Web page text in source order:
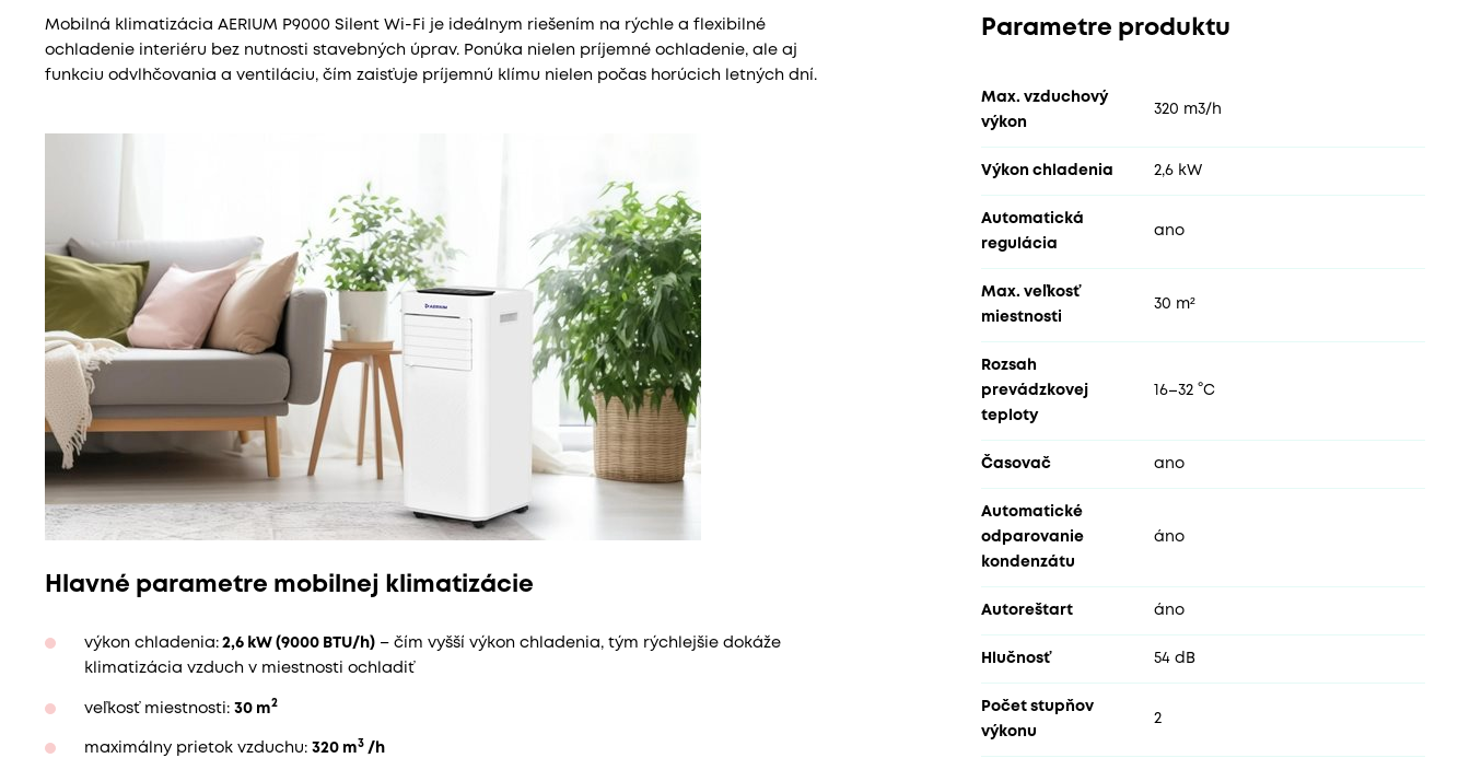
Mobilná klimatizácia AERIUM P9000 Silent Wi-Fi je ideálnym riešením na rýchle a flexibilné
ochladenie interiéru bez nutnosti stavebných úprav. Ponúka nielen príjemné ochladenie, ale aj
funkciu odvlhčovania a ventiláciu, čím zaisťuje príjemnú klímu nielen počas horúcich letných dní.
Hlavné parametre mobilnej klimatizácie
výkon chladenia:2,6 kW (9000 BTU/h)– čím vyšší výkon chladenia, tým rýchlejšie dokáže
klimatizácia vzduch v miestnosti ochladiť
veľkosť miestnosti: 30 m2
maximálny prietok vzduchu: 320 m3/h
Parametre produktu
Max. vzduchový
výkon
320 m3/h
Výkon chladenia 2,6 kW
Automatická
regulácia
ano
Max. veľkosť
miestnosti
30 m²
Rozsah
prevádzkovej
teploty
16–32 °C
Časovač ano
Automatické
odparovanie
kondenzátu
áno
Autoreštart áno
Hlučnosť 54 dB
Počet stupňov
výkonu
2